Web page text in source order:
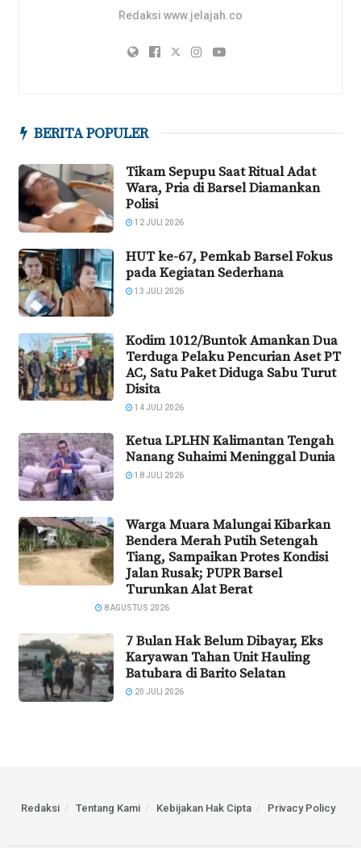
Redaksi www.jelajah.co
BERITA POPULER
Tikam Sepupu Saat Ritual Adat
Wara, Pria di Barsel Diamankan
Polisi
12 JULI 2026
HUT ke-67, Pemkab Barsel Fokus
pada Kegiatan Sederhana
13 JULI 2026
Kodim 1012/Buntok Amankan Dua
Terduga Pelaku Pencurian Aset PT
AC, Satu Paket Diduga Sabu Turut
Disita
14 JULI 2026
Ketua LPLHN Kalimantan Tengah
Nanang Suhaimi Meninggal Dunia
18 JULI 2026
Warga Muara Malungai Kibarkan
Bendera Merah Putih Setengah
Tiang, Sampaikan Protes Kondisi
Jalan Rusak; PUPR Barsel
Turunkan Alat Berat
8 AGUSTUS 2026
7 Bulan Hak Belum Dibayar, Eks
Karyawan Tahan Unit Hauling
Batubara di Barito Selatan
20 JULI 2026
Redaksi Tentang Kami Kebijakan Hak Cipta Privacy Policy